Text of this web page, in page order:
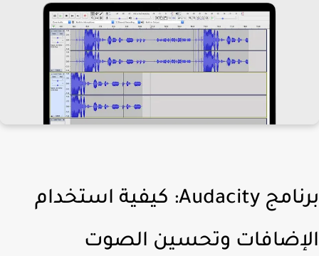
برنامج Audacity: كيفية استخدام
وتحسين الصوت